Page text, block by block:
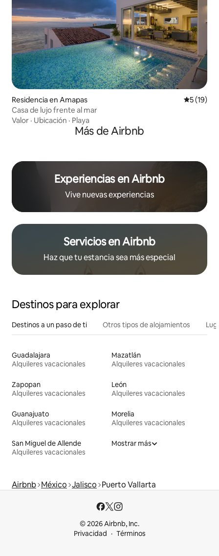
Residencia en Amapas
5 (19)
Casa de lujo frente al mar
Valor · Ubicación · Playa
Más de Airbnb
Experiencias en Airbnb
Vive nuevas experiencias
Servicios en Airbnb
Haz que tu estancia sea más especial
Destinos para explorar
Destinos a un paso de ti Otros tipos de alojamientos
Guadalajara
Alquileres vacacionales
Mazatlán
Alquileres vacacionales
Zapopan
Alquileres vacacionales
León
Alquileres vacacionales
Guanajuato
Alquileres vacacionales
Morelia
Alquileres vacacionales
San Miguel de Allende
Alquileres vacacionales
Mostrar más
Airbnb México Jalisco Puerto Vallarta
© 2026 Airbnb, Inc.
Privacidad
Términos